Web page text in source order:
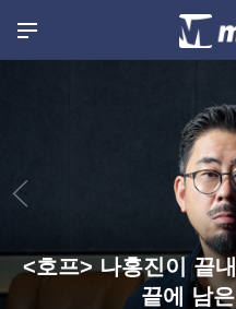
<호프> 나홍진이 끝
끝에 남